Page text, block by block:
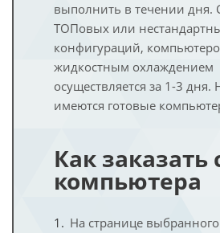
выполнить в течении дня.
ТОПовых или
конфигураций,
жидкостным охлаждением
осуществляется за 1-3 дня.
имеются готовые
Как заказать
компьютера
На странице